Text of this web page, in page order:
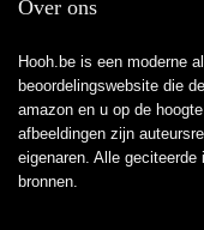
Over ons
Hooh.be is een moderne
beoordelingswebsite die
amazon en u op de
afbeeldingen zijn
eigenaren. Alle
bronnen.